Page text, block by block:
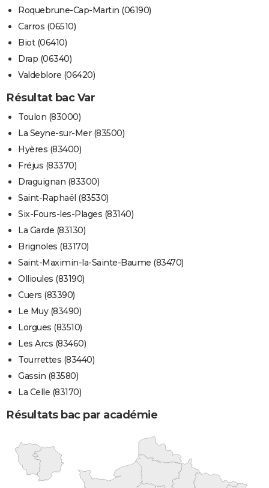
Roquebrune-Cap-Martin (06190)
Carros (06510)
Biot (06410)
Drap (06340)
Valdeblore (06420)
Résultat bac Var
Toulon (83000)
La Seyne-sur-Mer (83500)
Hyères (83400)
Fréjus (83370)
Draguignan (83300)
Saint-Raphaël (83530)
Six-Fours-les-Plages (83140)
La Garde (83130)
Brignoles (83170)
Saint-Maximin-la-Sainte-Baume (83470)
Ollioules (83190)
Cuers (83390)
Le Muy (83490)
Lorgues (83510)
Les Arcs (83460)
Tourrettes (83440)
Gassin (83580)
La Celle (83170)
Résultats bac par académie